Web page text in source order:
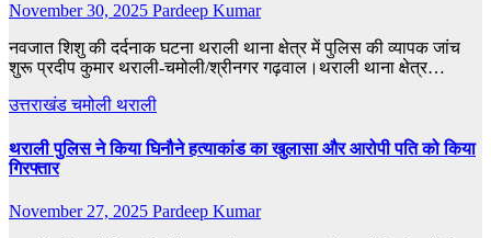
November 30, 2025 Pardeep Kumar
नवजात शिशु की दर्दनाक घटना थराली थाना क्षेत्र में पुलिस की व्यापक जांच
शुरू प्रदीप कुमार थराली-चमोली/श्रीनगर गढ़वाल।थराली थाना क्षेत्र…
उत्तराखंडचमोली थराली
थराली पुलिस ने किया घिनौने हत्याकांड का खुलासा और आरोपी पति को किया
गिरफ्तार
November 27, 2025 Pardeep Kumar